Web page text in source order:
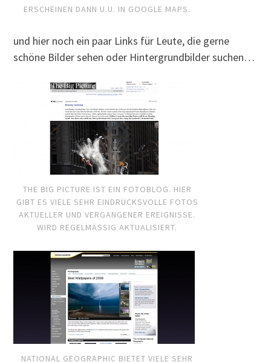
ERSCHEINEN DANN U.U. IN GOOGLE MAPS.
und hier noch ein paar Links für Leute, die gerne
schöne Bilder sehen oder Hintergrundbilder suchen…
THE BIG PICTURE IST EIN FOTOBLOG. HIER
GIBT ES VIELE SEHR EINDRUCKSVOLLE FOTOS
AKTUELLER UND VERGANGENER EREIGNISSE.
WIRD REGELMÄSSIG AKTUALISIERT.
NATIONAL GEOGRAPHIC BIETET VIELE SEHR